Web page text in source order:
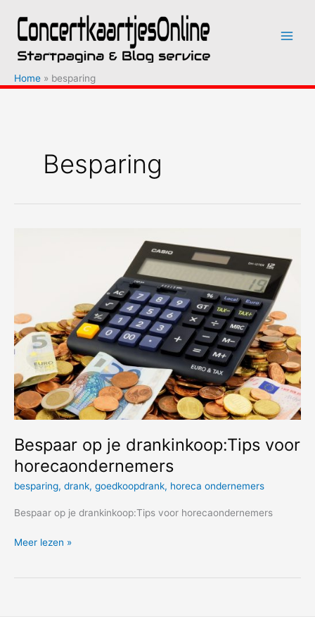
naar
inhoud
Home besparing
Besparing
Bespaar op je drankinkoop:Tips voor
horecaondernemers
besparing, drank, goedkoopdrank, horeca ondernemers
Bespaar op je drankinkoop:Tips voor horecaondernemers
Bespaar
horecaondernemers
Meer lezen »